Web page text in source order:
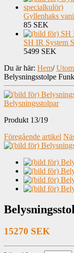
Gyllenhaks
85 SEK
SH IR System
5499 SEK
Du är här: Hem/
Belysningsstolpe
Belysningsstolpar
Produkt 13/19
Föregående artikel
15270 SEK